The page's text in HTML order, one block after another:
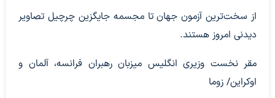
از سخت‌ترین آزمون جهان تا مجسمه جایگزین چرچیل تصاویر
دیدنی امروز هستند.
مقر نخست وزیری انگلیس میزبان رهبران فرانسه، آلمان و
اوکراین/ زوما